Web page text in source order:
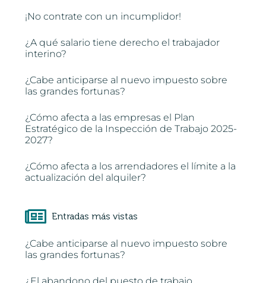
¡No contrate con un incumplidor!
¿A qué salario tiene derecho el trabajador
interino?
¿Cabe anticiparse al nuevo impuesto sobre
las grandes fortunas?
¿Cómo afecta a las empresas el Plan
Estratégico de la Inspección de Trabajo 2025-
2027?
¿Cómo afecta a los arrendadores el límite a la
actualización del alquiler?
Entradas más vistas
¿Cabe anticiparse al nuevo impuesto sobre
las grandes fortunas?
¿El abandono del puesto de trabajo